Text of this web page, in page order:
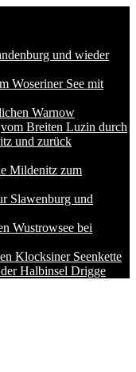
und wieder
Woseriner See mit
Warnow
Breiten Luzin durch
und zurück
Mildenitz zum
Slawenburg und
Wustrowsee bei
Klocksiner Seenkette
Halbinsel Drigge